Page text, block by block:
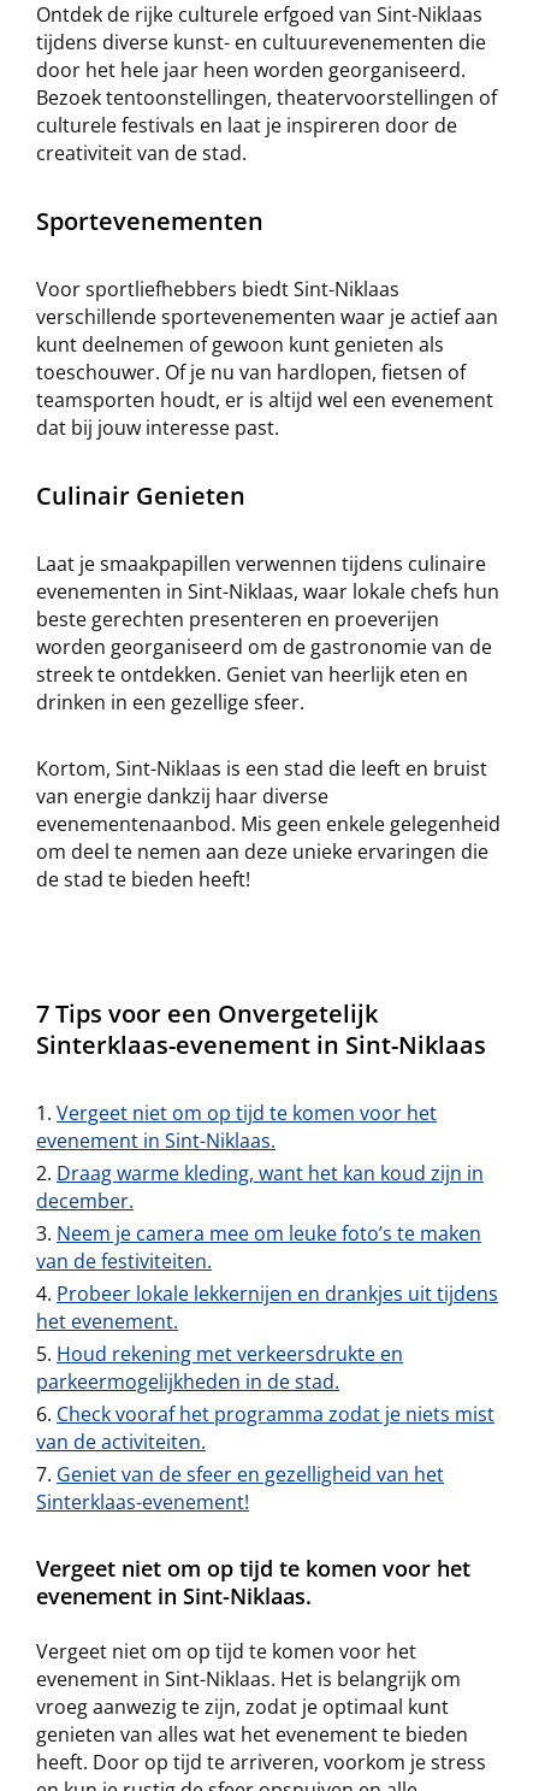
Ontdek de rijke culturele erfgoed van Sint-Niklaas
tijdens diverse kunst- en cultuurevenementen die
door het hele jaar heen worden georganiseerd.
Bezoek tentoonstellingen, theatervoorstellingen of
culturele festivals en laat je inspireren door de
creativiteit van de stad.
Sportevenementen
Voor sportliefhebbers biedt Sint-Niklaas
verschillende sportevenementen waar je actief aan
kunt deelnemen of gewoon kunt genieten als
toeschouwer. Of je nu van hardlopen, fietsen of
teamsporten houdt, er is altijd wel een evenement
dat bij jouw interesse past.
Culinair Genieten
Laat je smaakpapillen verwennen tijdens culinaire
evenementen in Sint-Niklaas, waar lokale chefs hun
beste gerechten presenteren en proeverijen
worden georganiseerd om de gastronomie van de
streek te ontdekken. Geniet van heerlijk eten en
drinken in een gezellige sfeer.
Kortom, Sint-Niklaas is een stad die leeft en bruist
van energie dankzij haar diverse
evenementenaanbod. Mis geen enkele gelegenheid
om deel te nemen aan deze unieke ervaringen die
de stad te bieden heeft!
7 Tips voor een Onvergetelijk
Sinterklaas-evenement in Sint-Niklaas
Vergeet niet om op tijd te komen voor het
evenement in Sint-Niklaas.
Draag warme kleding, want het kan koud zijn in
december.
Neem je camera mee om leuke foto’s te maken
van de festiviteiten.
Probeer lokale lekkernijen en drankjes uit tijdens
het evenement.
Houd rekening met verkeersdrukte en
parkeermogelijkheden in de stad.
Check vooraf het programma zodat je niets mist
van de activiteiten.
Geniet van de sfeer en gezelligheid van het
Sinterklaas-evenement!
Vergeet niet om op tijd te komen voor het
evenement in Sint-Niklaas.
Vergeet niet om op tijd te komen voor het
evenement in Sint-Niklaas. Het is belangrijk om
vroeg aanwezig te zijn, zodat je optimaal kunt
genieten van alles wat het evenement te bieden
heeft. Door op tijd te arriveren, voorkom je stress